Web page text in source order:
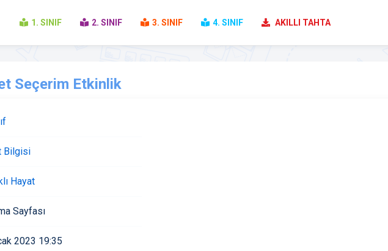
1. SINIF 2. SINIF 3. SINIF 4. SINIF AKILLI TAHTA
Seçerim Etkinlik
Bilgisi
Hayat
Sayfası
2023 19:35